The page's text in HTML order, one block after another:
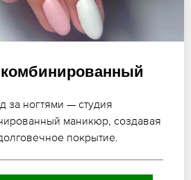
за ногтями — студия
маникюр, создавая
покрытие.